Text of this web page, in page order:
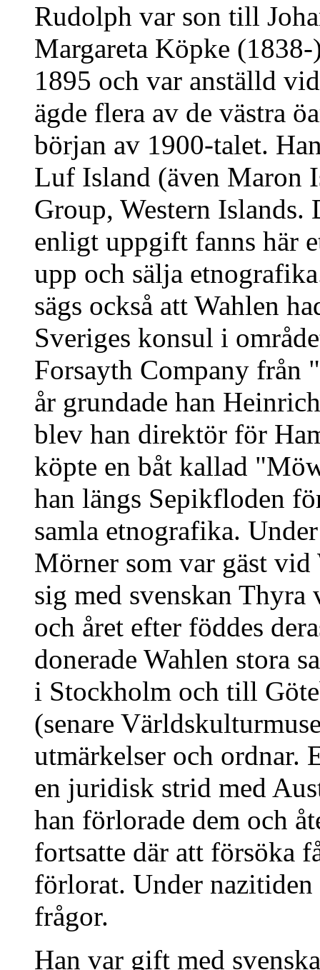
Rudolph var son till
Margareta Köpke
1895 och var anställd
ägde flera av de västra
början av 1900-talet.
Luf Island (även Maron
Group, Western
enligt uppgift fanns här
upp och sälja
sägs också att Wahlen
Sveriges konsul i
Forsayth Company från
år grundade han
blev han direktör för
köpte en båt kallad
han längs Sepikfloden
samla etnografika.
Mörner som var gäst
sig med svenskan
och året efter föddes
donerade Wahlen stora
i Stockholm och till
(senare
utmärkelser och ordnar.
en juridisk strid med
han förlorade dem och
fortsatte där att försöka
förlorat. Under
frågor.
Han var gift med